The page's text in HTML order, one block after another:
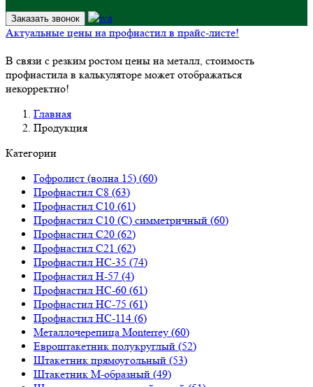
Заказать звонок
Актуальные цены на профнастил в прайс-листе!
В связи с резким ростом цены на металл, стоимость
профнастила в калькуляторе может отображаться
некорректно!
Главная
Продукция
Категории
Гофролист (волна 15) (60)
Профнастил С8 (63)
Профнастил С10 (61)
Профнастил С10 (С) симметричный (60)
Профнастил С20 (62)
Профнастил С21 (62)
Профнастил НС-35 (74)
Профнастил Н-57 (4)
Профнастил НС-60 (61)
Профнастил НС-75 (61)
Профнастил НС-114 (6)
Металлочерепица Monterrey (60)
Евроштакетник полукруглый (52)
Штакетник прямоугольный (53)
Штакетник М-образный (49)